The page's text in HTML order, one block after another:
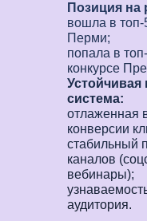
Позиция на
вошла в
Перми;
попала в
конкурсе
Устойчивая
система:
отлаженная
конверсии
стабильный
каналов
вебинары);
аудитория.